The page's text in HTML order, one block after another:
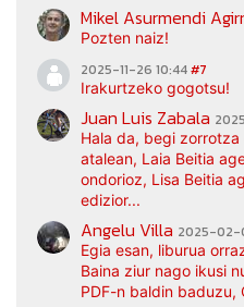
Mikel Asurmendi
Pozten naiz!
2025-11-26 10:44#7
Irakurtzeko gogotsu!
Juan Luis Zabala
Hala da, begi
atalean, Laia Beitia
ondorioz, Lisa Beitia
edizior...
Angelu Villa 2025-02-
Egia esan, liburua
Baina ziur nago ikusi
PDF-n baldin baduzu,